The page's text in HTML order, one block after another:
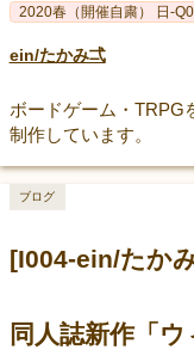
2020春（開催自粛） 日-
ein/たかみ弌
ボードゲーム・TRPG
制作しています。
[I004-ein/たか
同人誌新作「
ブログ